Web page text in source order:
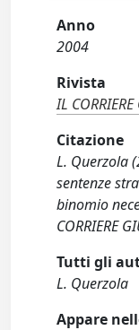
Anno
2004
Rivista
IL
Citazione
L. Querzola
sentenze
binomio
CORRIERE
Tutti gli
L. Querzola
Appare